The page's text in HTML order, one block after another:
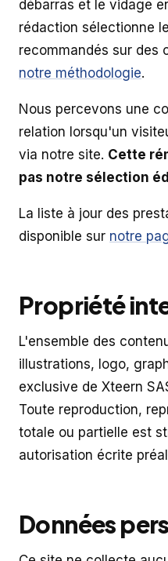
débarras et le vidage
rédaction sélectionne
recommandés sur
notre méthodologie.
Nous percevons une
relation lorsqu'un
via notre site. Cette
pas notre sélection
La liste à jour des
disponible sur notre
Propriété
L'ensemble des
illustrations, logo,
exclusive de Xteern
Toute reproduction,
totale ou partielle est
autorisation écrite
Données